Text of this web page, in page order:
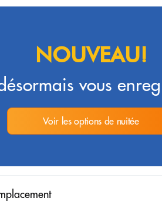
NOUVEAU!
vous
Voir les options de nuitée